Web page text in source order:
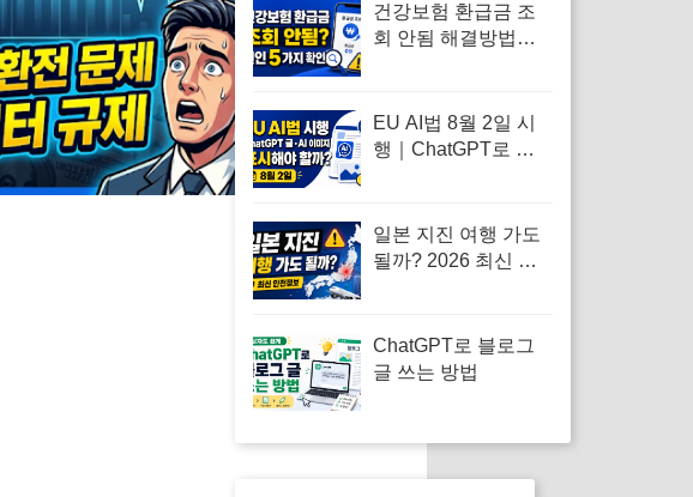
건강보험 환급금 조
회 안됨 해결방법｜
EU AI법 8월 2일 시
행｜ChatGPT로 쓴
일본 지진 여행 가도
될까? 2026 최신 현
ChatGPT로 블로그
글 쓰는 방법